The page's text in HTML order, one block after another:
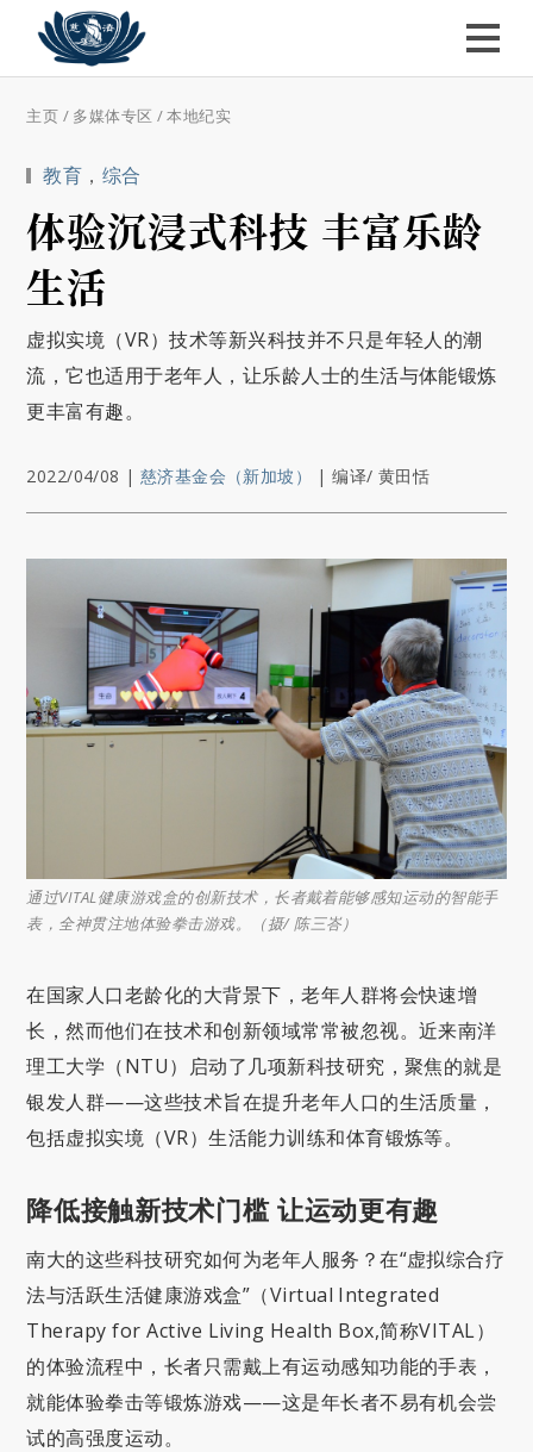
主页 / 多媒体专区 /本地纪实
教育 ， 综合
体验沉浸式科技 丰富乐龄
生活
虚拟实境（VR）技术等新兴科技并不只是年轻人的潮
流，它也适用于老年人，让乐龄人士的生活与体能锻炼
更丰富有趣。
2022/04/08 | 慈济基金会（新加坡） |编译/ 黄田恬
通过VITAL健康游戏盒的创新技术，长者戴着能够感知运动的智能手
表，全神贯注地体验拳击游戏。（摄/ 陈三峇）
在国家人口老龄化的大背景下，老年人群将会快速增
长，然而他们在技术和创新领域常常被忽视。近来南洋
理工大学（NTU）启动了几项新科技研究，聚焦的就是
银发人群——这些技术旨在提升老年人口的生活质量，
包括虚拟实境（VR）生活能力训练和体育锻炼等。
降低接触新技术门槛 让运动更有趣
南大的这些科技研究如何为老年人服务？在“虚拟综合疗
法与活跃生活健康游戏盒”（Virtual Integrated
Therapy for Active Living Health Box,简称VITAL）
的体验流程中，长者只需戴上有运动感知功能的手表，
就能体验拳击等锻炼游戏——这是年长者不易有机会尝
试的高强度运动。